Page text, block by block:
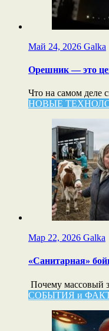
Май 24, 2026 Galka
Орешник — это
Что на самом деле
НОВЫЕ
Мар 22, 2026 Galka
«Санитарная»
Почему массовый
СОБЫТИЯ и